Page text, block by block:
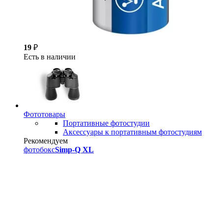
19 ₽
Есть в наличии
Фототовары
Портативные фотостудии
Аксессуары к портативным фотостудиям
Рекомендуем
фотобоксSimp-Q XL